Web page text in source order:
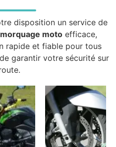
disposition un service de
motoefficace,
rapide et fiable pour tous
garantir votre sécurité sur